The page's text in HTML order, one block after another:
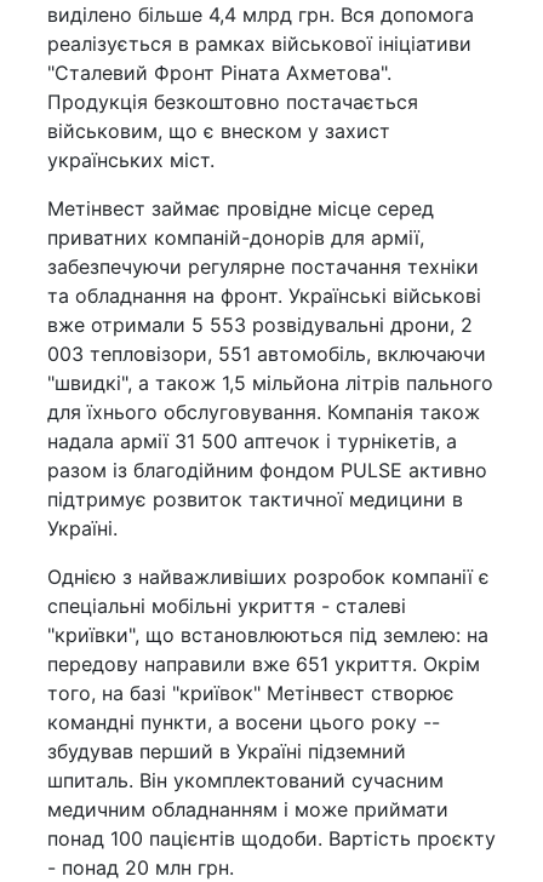
виділено більше 4,4 млрд грн. Вся допомога
реалізується в рамках військової ініціативи
"Сталевий Фронт Ріната Ахметова".
Продукція безкоштовно постачається
військовим, що є внеском у захист
українських міст.
Метінвест займає провідне місце серед
приватних компаній-донорів для армії,
забезпечуючи регулярне постачання техніки
та обладнання на фронт. Українські військові
вже отримали 5 553 розвідувальні дрони, 2
003 тепловізори, 551 автомобіль, включаючи
"швидкі", а також 1,5 мільйона літрів пального
для їхнього обслуговування. Компанія також
надала армії 31 500 аптечок і турнікетів, а
разом із благодійним фондом PULSE активно
підтримує розвиток тактичної медицини в
Україні.
Однією з найважливіших розробок компанії є
спеціальні мобільні укриття - сталеві
"криївки", що встановлюються під землею: на
передову направили вже 651 укриття. Окрім
того, на базі "криївок" Метінвест створює
командні пункти, а восени цього року --
збудував перший в Україні підземний
шпиталь. Він укомплектований сучасним
медичним обладнанням і може приймати
понад 100 пацієнтів щодоби. Вартість проєкту
- понад 20 млн грн.